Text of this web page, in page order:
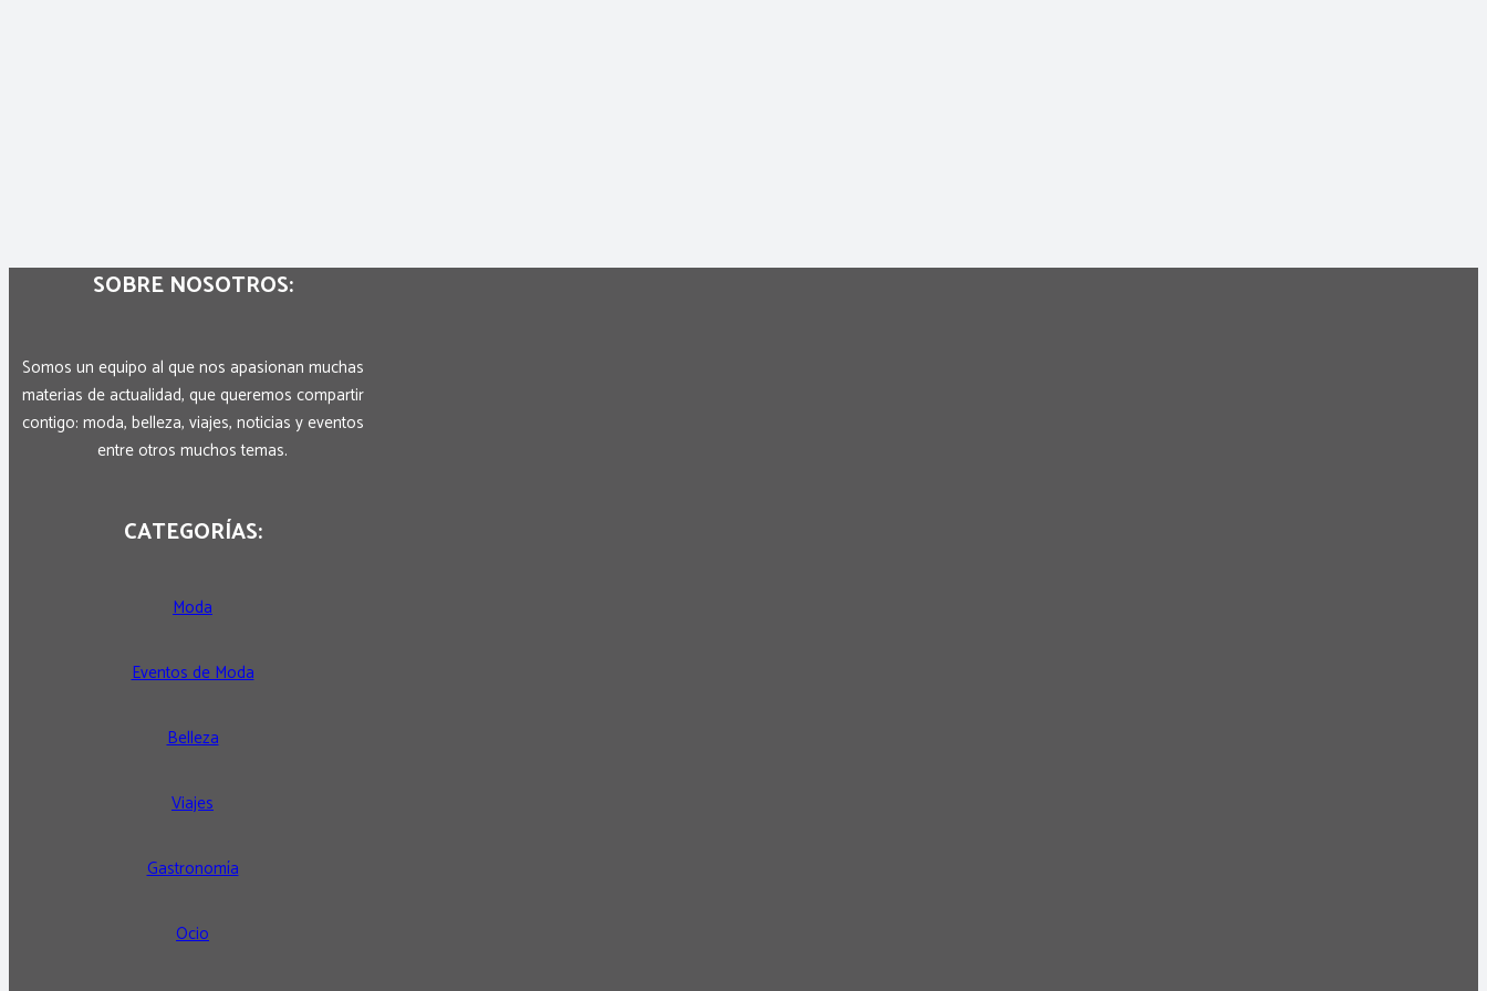
SOBRE NOSOTROS:
Somos un equipo al que nos apasionan muchas
materias de actualidad, que queremos compartir
contigo: moda, belleza, viajes, noticias y eventos
entre otros muchos temas.
CATEGORÍAS:
Moda
Eventos de Moda
Belleza
Viajes
Gastronomía
Ocio